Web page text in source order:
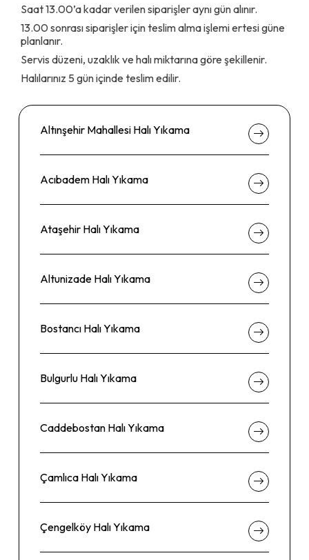
Saat 13.00’a kadar verilen siparişler aynı gün alınır.
13.00 sonrası siparişler için teslim alma işlemi ertesi güne
planlanır.
Servis düzeni, uzaklık ve halı miktarına göre şekillenir.
Halılarınız 5 gün içinde teslim edilir.
Altınşehir Mahallesi Halı Yıkama
Acıbadem Halı Yıkama
Ataşehir Halı Yıkama
Altunizade Halı Yıkama
Bostancı Halı Yıkama
Bulgurlu Halı Yıkama
Caddebostan Halı Yıkama
Çamlıca Halı Yıkama
Çengelköy Halı Yıkama